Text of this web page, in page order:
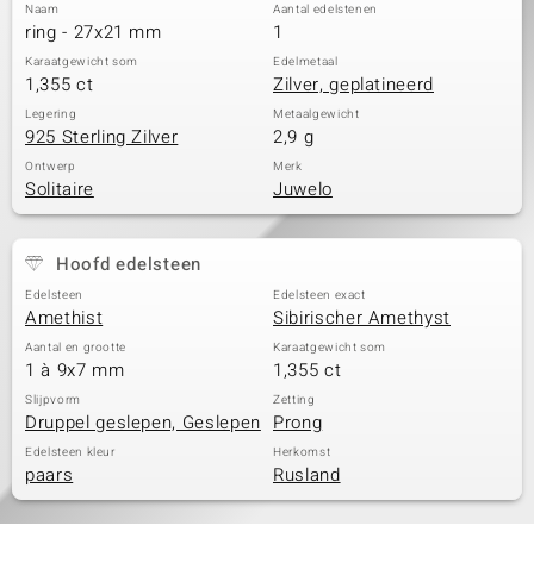
Naam
ring - 27x21 mm
Aantal edelstenen
1
Karaatgewicht som
1,355 ct
Edelmetaal
Zilver, geplatineerd
Legering
925 Sterling Zilver
Metaalgewicht
2,9 g
Ontwerp
Solitaire
Merk
Juwelo
Hoofd edelsteen
Edelsteen
Amethist
Edelsteen exact
Sibirischer Amethyst
Aantal en grootte
1 à 9x7 mm
Karaatgewicht som
1,355 ct
Slijpvorm
Druppel geslepen, Geslepen
Zetting
Prong
Edelsteen kleur
paars
Herkomst
Rusland